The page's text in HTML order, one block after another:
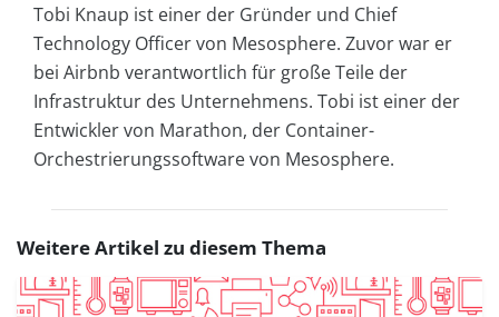
Tobi Knaup ist einer der Gründer und Chief
Technology Officer von Mesosphere. Zuvor war er
bei Airbnb verantwortlich für große Teile der
Infrastruktur des Unternehmens. Tobi ist einer der
Entwickler von Marathon, der Container-
Orchestrierungssoftware von Mesosphere.
Weitere Artikel zu diesem Thema